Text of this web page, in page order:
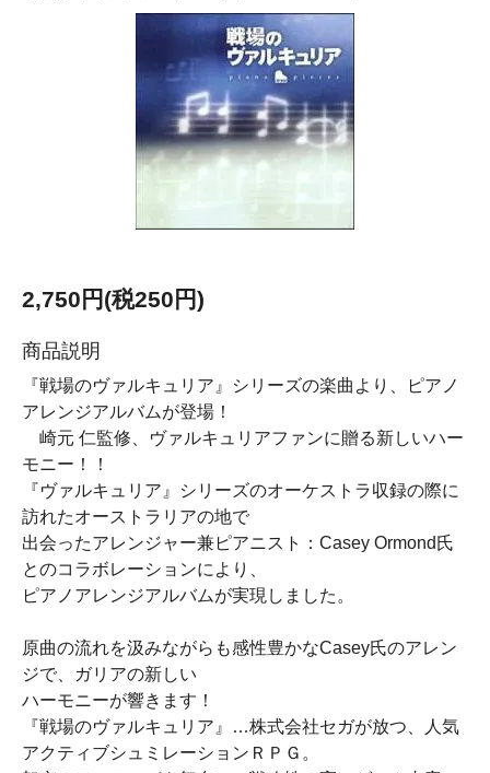
2,750円(税250円)
商品説明
『戦場のヴァルキュリア』シリーズの楽曲より、ピアノ
アレンジアルバムが登場！
崎元 仁監修、ヴァルキュリアファンに贈る新しいハー
モニー！！
『ヴァルキュリア』シリーズのオーケストラ収録の際に
訪れたオーストラリアの地で
出会ったアレンジャー兼ピアニスト：Casey Ormond氏
とのコラボレーションにより、
ピアノアレンジアルバムが実現しました。
原曲の流れを汲みながらも感性豊かなCasey氏のアレン
ジで、ガリアの新しい
ハーモニーが響きます！
『戦場のヴァルキュリア』…株式会社セガが放つ、人気
アクティブシュミレーションＲＰＧ。